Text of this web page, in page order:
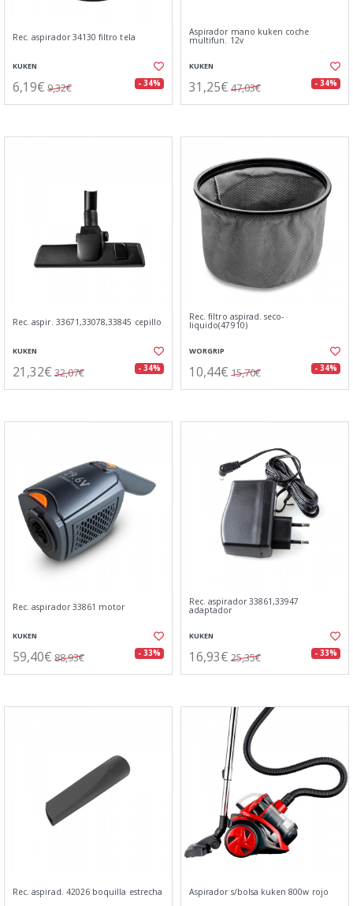
Rec. aspirador 34130 filtro tela
KUKEN
6,19€ 9,32€ - 34%
Aspirador mano kuken coche
multifun. 12v
KUKEN
31,25€ 47,03€ - 34%
Rec. aspir. 33671,33078,33845 cepillo
KUKEN
21,32€ 32,07€ - 34%
Rec. filtro aspirad. seco-
liquido(47910)
WORGRIP
10,44€ 15,70€ - 34%
Rec. aspirador 33861 motor
KUKEN
59,40€ 88,93€ - 33%
Rec. aspirador 33861,33947
adaptador
KUKEN
16,93€ 25,35€ - 33%
Rec. aspirad. 42026 boquilla estrecha Aspirador s/bolsa kuken 800w rojo